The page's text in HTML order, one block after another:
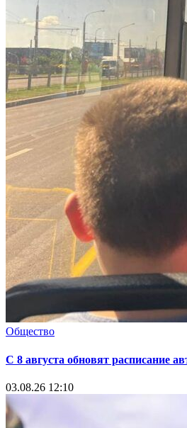
Общество
С 8 августа обновят расписание
03.08.26 12:10